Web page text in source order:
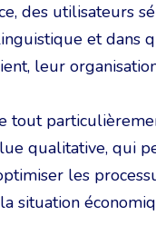
des utilisateurs
et dans
leur
tout
qualitative, qui
les
situation